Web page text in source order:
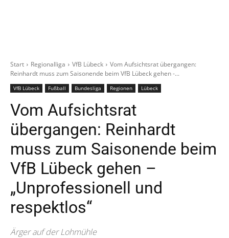
Start Regionalliga VfB Lübeck
Vom Aufsichtsrat übergangen:
Reinhardt muss zum Saisonende beim VfB Lübeck gehen -...
VfB Lübeck Fußball Bundesliga Regionen Lübeck
Vom Aufsichtsrat
übergangen: Reinhardt
muss zum Saisonende beim
VfB Lübeck gehen –
„Unprofessionell und
respektlos“
Ärger auf der Lohmühle